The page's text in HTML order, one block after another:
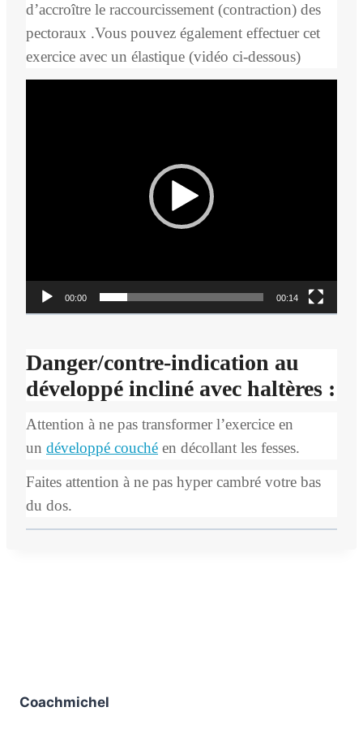
d’accroître le raccourcissement (contraction) des
pectoraux .Vous pouvez également effectuer cet
exercice avec un élastique (vidéo ci-dessous)
d
00:00 00:14
Danger/contre-indication au
développé incliné avec haltères :
Attention à ne pas transformer l’exercice en
un développé couché en décollant les fesses.
Faites attention à ne pas hyper cambré votre bas
du dos.
Coachmichel